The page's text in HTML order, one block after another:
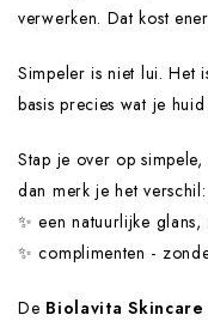
verwerken. Dat kost
Simpeler is niet lui. Het
basis precies wat je
Stap je over op
dan merk je het verschil:
✨ een natuurlijke
✨ complimenten -
De Biolavita Skincare